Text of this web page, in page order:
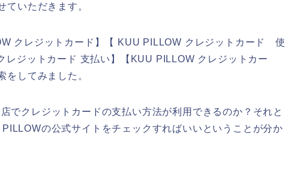
ていただきます。
クレジットカード】【 KUU PILLOW クレジットカード 使
レジットカード 支払い】【KUU PILLOW クレジットカー
してみました。
でクレジットカードの支払い方法が利用できるのか？それと
の公式サイトをチェックすればいいということが分か